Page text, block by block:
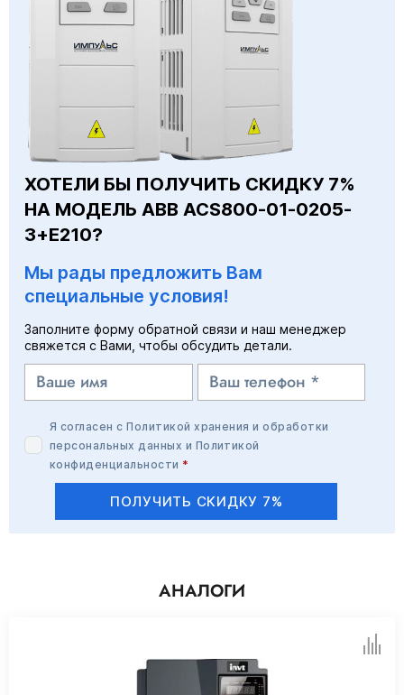
ХОТЕЛИ БЫ ПОЛУЧИТЬ СКИДКУ 7%
НА МОДЕЛЬ ABB ACS800-01-0205-
3+E210?
Мы рады предложить Вам
специальные условия!
Заполните форму обратной связи и наш менеджер
свяжется с Вами, чтобы обсудить детали.
Я согласен сПолитикой хранения и обработки
персональных данных и Политикой
конфиденциальности *
ПОЛУЧИТЬ СКИДКУ 7%
АНАЛОГИ